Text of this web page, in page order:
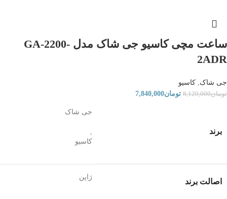
ساعت مچی کاسیو جی شاک مدل GA-2200-
2ADR
جی شاک, کاسیو
تومان8,120,000 تومان7,840,000
برند
جی شاک
,
کاسیو
اصالت برند
ژاپن